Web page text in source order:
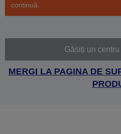
continuă.
Găsiți un
MERGI LA PAGINA DE